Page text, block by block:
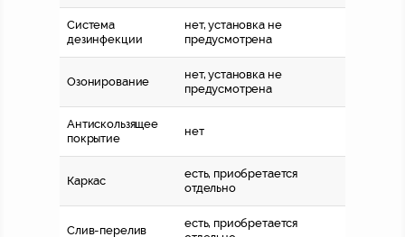
Система
дезинфекции
нет, установка не
предусмотрена
Озонирование
нет, установка не
предусмотрена
Антискользящее
покрытие
нет
Каркас
есть, приобретается
отдельно
Слив-перелив
есть, приобретается